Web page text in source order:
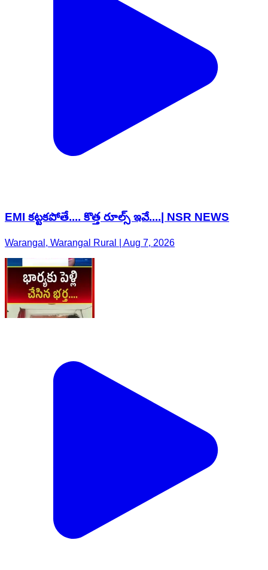
EMI కట్టకపోతే.... కొత్త రూల్స్ ఇవే....| NSR NEWS
Warangal, Warangal Rural | Aug 7, 2026